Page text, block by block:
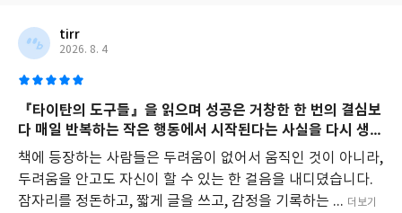
의
스
리
와
생
활
습
관
을
통
tirr
2026. 8. 4
『타이탄의 도구들』을 읽으며 성공은 거창한 한 번의 결심보
다 매일 반복하는 작은 행동에서 시작된다는 사실을 다시 생각
하게 되었습니다.
책에 등장하는 사람들은 두려움이 없어서 움직인 것이 아니라,
두려움을 안고도 자신이 할 수 있는 한 걸음을 내디뎠습니다.
잠자리를 정돈하고, 짧게 글을 쓰고, 감정을 기록하는 ... 더보기